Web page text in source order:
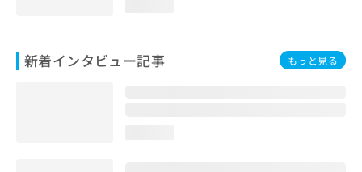
新着インタビュー記事 もっと見る